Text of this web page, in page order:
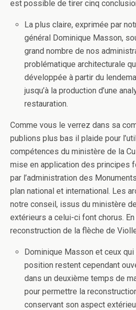
est possible de tirer cinq
La plus claire, exprimée par
général Dominique Masson,
grand nombre de nos
problématique architecturale
développée à partir du
jusqu’à la production d’une
restauration.
Comme vous le verrez dans sa
publions plus bas il plaide pour
compétences du ministère de la
mise en application des principes
par l’administration des
plan national et international. Les
notre conseil, issus du ministère
extérieurs a celui-ci font chorus.
reconstruction de la flèche de
Dominique Masson et ceux
position restent cependant
dans un deuxième temps de
pour permettre la
conservant son aspect